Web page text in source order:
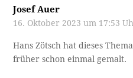
Josef Auer
16. Oktober 2023 um 17:53
Hans Zötsch hat dieses
früher schon einmal gemalt.